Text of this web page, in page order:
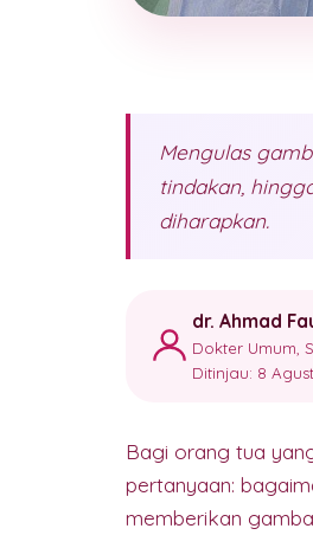
Mengulas
tindakan,
diharapkan.
dr. Ahmad
Dokter Umum,
Ditinjau: 8
Bagi orang tua
pertanyaan:
memberikan